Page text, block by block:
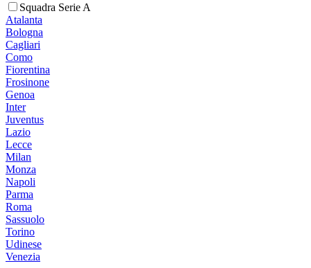
Squadra Serie A
Atalanta
Bologna
Cagliari
Como
Fiorentina
Frosinone
Genoa
Inter
Juventus
Lazio
Lecce
Milan
Monza
Napoli
Parma
Roma
Sassuolo
Torino
Udinese
Venezia